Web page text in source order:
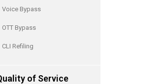
Voice Bypass
OTT Bypass
CLI Refiling
of Service